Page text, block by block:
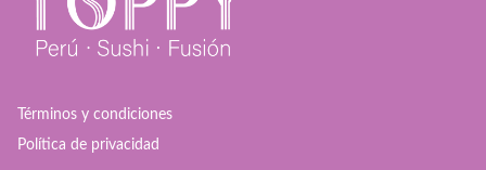
Términos y condiciones
Política de privacidad